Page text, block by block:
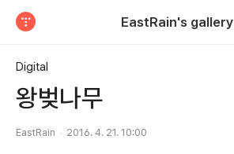
EastRain's gallery
Digital
왕벚나무
EastRain 2016. 4. 21. 10:00